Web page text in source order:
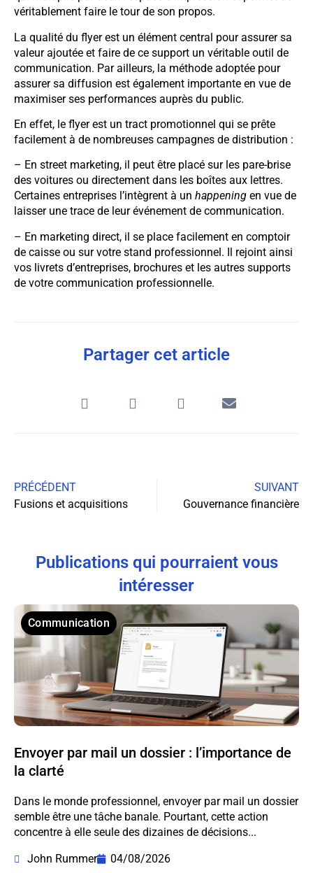
véritablement faire le tour de son propos.
La qualité du flyer est un élément central pour assurer sa
valeur ajoutée et faire de ce support un véritable outil de
communication. Par ailleurs, la méthode adoptée pour
assurer sa diffusion est également importante en vue de
maximiser ses performances auprès du public.
En effet, le flyer est un tract promotionnel qui se prête
facilement à de nombreuses campagnes de distribution :
– En street marketing, il peut être placé sur les pare-brise
des voitures ou directement dans les boîtes aux lettres.
Certaines entreprises l’intègrent à un happening en vue de
laisser une trace de leur événement de communication.
– En marketing direct, il se place facilement en comptoir
de caisse ou sur votre stand professionnel. Il rejoint ainsi
vos livrets d’entreprises, brochures et les autres supports
de votre communication professionnelle.
Partager cet article
PRÉCÉDENT
Fusions et acquisitions
SUIVANT
Gouvernance financière
Publications qui pourraient vous
intéresser
Communication
Envoyer par mail un dossier : l’importance de
la clarté
Dans le monde professionnel, envoyer par mail un dossier
semble être une tâche banale. Pourtant, cette action
concentre à elle seule des dizaines de décisions...
John Rummer
04/08/2026